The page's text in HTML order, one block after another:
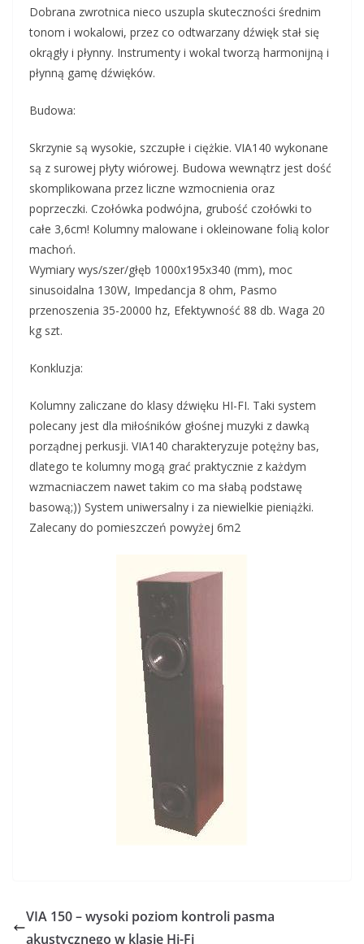
Dobrana zwrotnica nieco uszupla skuteczności średnim
tonom i wokalowi, przez co odtwarzany dźwięk stał się
okrągły i płynny. Instrumenty i wokal tworzą harmonijną i
płynną gamę dźwięków.
Budowa:
Skrzynie są wysokie, szczupłe i ciężkie. VIA140 wykonane
są z surowej płyty wiórowej. Budowa wewnątrz jest dość
skomplikowana przez liczne wzmocnienia oraz
poprzeczki. Czołówka podwójna, grubość czołówki to
całe 3,6cm! Kolumny malowane i okleinowane folią kolor
machoń.
Wymiary wys/szer/głęb 1000x195x340 (mm), moc
sinusoidalna 130W, Impedancja 8 ohm, Pasmo
przenoszenia 35-20000 hz, Efektywność 88 db. Waga 20
kg szt.
Konkluzja:
Kolumny zaliczane do klasy dźwięku HI-FI. Taki system
polecany jest dla miłośników głośnej muzyki z dawką
porządnej perkusji. VIA140 charakteryzuje potężny bas,
dlatego te kolumny mogą grać praktycznie z każdym
wzmacniaczem nawet takim co ma słabą podstawę
basową;)) System uniwersalny i za niewielkie pieniążki.
Zalecany do pomieszczeń powyżej 6m2
VIA 150 – wysoki poziom kontroli pasma
akustycznego w klasie Hi-Fi